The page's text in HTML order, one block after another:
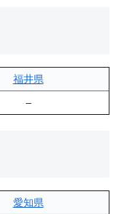
福井県
–
愛知県